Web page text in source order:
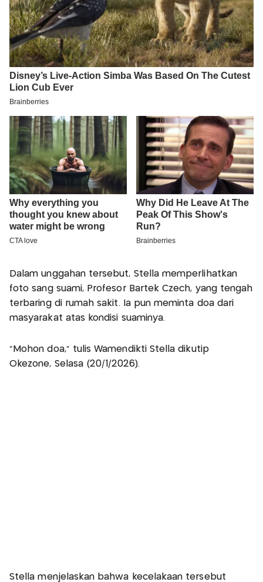
Dalam unggahan tersebut, Stella memperlihatkan
foto sang suami, Profesor Bartek Czech, yang tengah
terbaring di rumah sakit. Ia pun meminta doa dari
masyarakat atas kondisi suaminya.
“Mohon doa,” tulis Wamendikti Stella dikutip
Okezone, Selasa (20/1/2026).
Stella menjelaskan bahwa kecelakaan tersebut